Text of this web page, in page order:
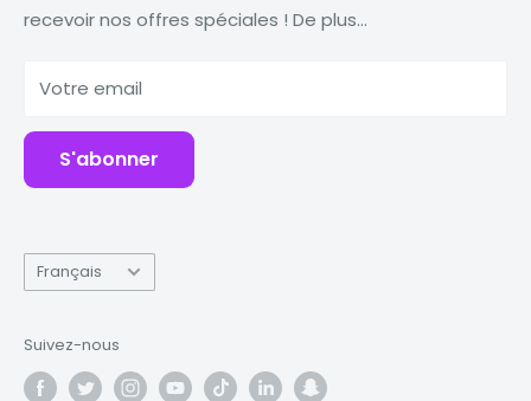
Comprimés
Accessoires
Pourquoi Fonez ?
recevoir nos offres spéciales ! De plus...
Votre email
S'abonner
Langue
Français
Suivez-nous